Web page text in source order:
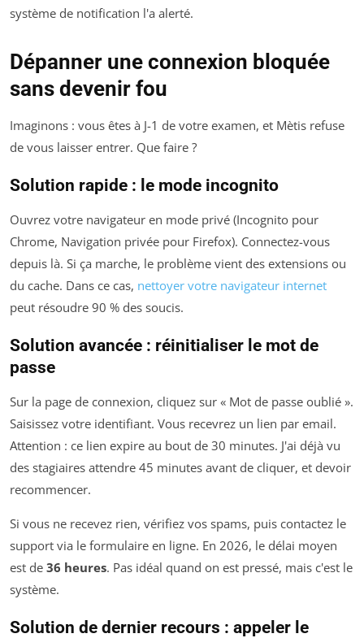
système de notification l'a alerté.
Dépanner une connexion bloquée
sans devenir fou
Imaginons : vous êtes à J-1 de votre examen, et Mètis refuse
de vous laisser entrer. Que faire ?
Solution rapide : le mode incognito
Ouvrez votre navigateur en mode privé (Incognito pour
Chrome, Navigation privée pour Firefox). Connectez-vous
depuis là. Si ça marche, le problème vient des extensions ou
du cache. Dans ce cas, nettoyer votre navigateur internet
peut résoudre 90 % des soucis.
Solution avancée : réinitialiser le mot de
passe
Sur la page de connexion, cliquez sur « Mot de passe oublié ».
Saisissez votre identifiant. Vous recevrez un lien par email.
Attention : ce lien expire au bout de 30 minutes. J'ai déjà vu
des stagiaires attendre 45 minutes avant de cliquer, et devoir
recommencer.
Si vous ne recevez rien, vérifiez vos spams, puis contactez le
support via le formulaire en ligne. En 2026, le délai moyen
est de 36 heures. Pas idéal quand on est pressé, mais c'est le
système.
Solution de dernier recours : appeler le